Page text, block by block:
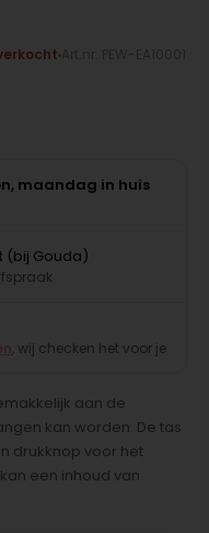
maandag in huis
(bij Gouda)
, wij checken het voor je
aan de
kan worden. De tas
drukknop voor het
een inhoud van